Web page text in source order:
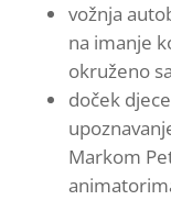
vožnja
na imanje
okruženo
doček
Markom